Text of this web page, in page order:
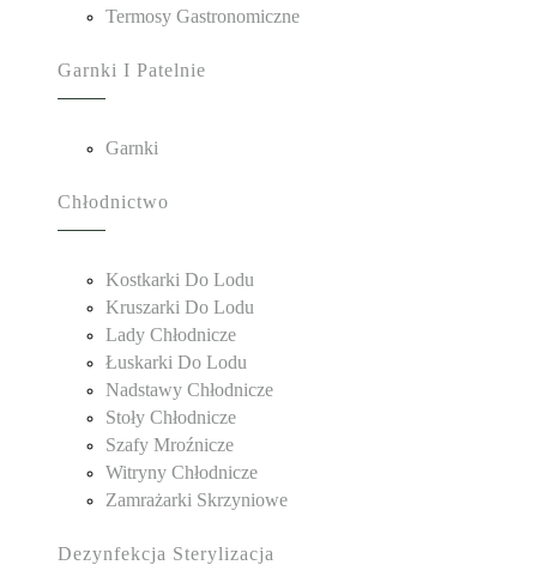
Termosy Gastronomiczne
Garnki I Patelnie
Garnki
Chłodnictwo
Kostkarki Do Lodu
Kruszarki Do Lodu
Lady Chłodnicze
Łuskarki Do Lodu
Nadstawy Chłodnicze
Stoły Chłodnicze
Szafy Mroźnicze
Witryny Chłodnicze
Zamrażarki Skrzyniowe
Dezynfekcja Sterylizacja